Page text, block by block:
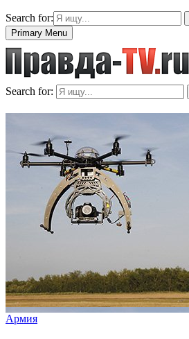
Search for:
Primary Menu
Search for:
Армия